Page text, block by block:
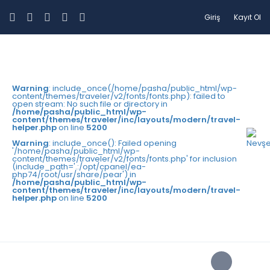
Giriş Kayıt Ol
Warning: include_once(/home/pasha/public_html/wp-
content/themes/traveler/v2/fonts/fonts.php): failed to
open stream: No such file or directory in
/home/pasha/public_html/wp-
content/themes/traveler/inc/layouts/modern/travel-
helper.phpon line 5200
Warning: include_once(): Failed opening
'/home/pasha/public_html/wp-
content/themes/traveler/v2/fonts/fonts.php' for inclusion
(include_path='.:/opt/cpanel/ea-
php74/root/usr/share/pear') in
/home/pasha/public_html/wp-
content/themes/traveler/inc/layouts/modern/travel-
helper.phpon line 5200